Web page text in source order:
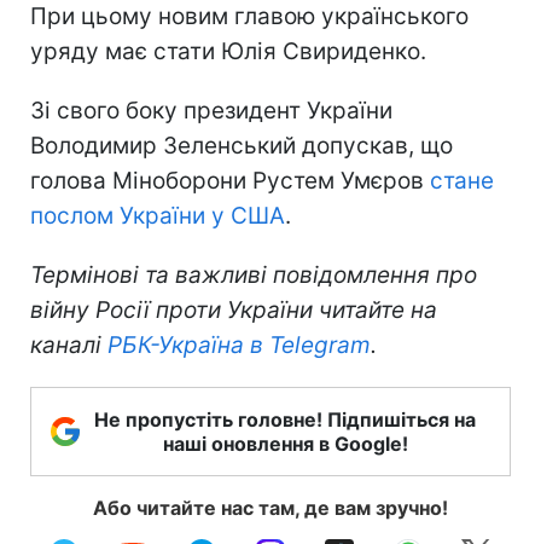
При цьому новим главою українського
уряду має стати Юлія Свириденко.
Зі свого боку президент України
Володимир Зеленський допускав, що
голова Міноборони Рустем Умєров стане
послом України у США.
Термінові та важливі повідомлення про
війну Росії проти України читайте на
каналі РБК-Україна в Telegram.
Не пропустіть головне! Підпишіться на
наші оновлення в Google!
Або читайте нас там, де вам зручно!